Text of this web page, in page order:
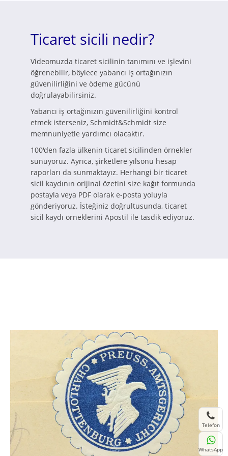
Ticaret sicili nedir?
Videomuzda ticaret sicilinin tanımını ve işlevini
öğrenebilir, böylece yabancı iş ortağınızın
güvenilirliğini ve ödeme gücünü
doğrulayabilirsiniz.
Yabancı iş ortağınızın güvenilirliğini kontrol
etmek isterseniz, Schmidt&Schmidt size
memnuniyetle yardımcı olacaktır.
100'den fazla ülkenin ticaret sicilinden örnekler
sunuyoruz. Ayrıca, şirketlere yılsonu hesap
raporları da sunmaktayız. Herhangi bir ticaret
sicil kaydının orijinal özetini size kağıt formunda
postayla veya PDF olarak e-posta yoluyla
gönderiyoruz. İsteğiniz doğrultusunda, ticaret
sicil kaydı örneklerini Apostil ile tasdik ediyoruz.
Telefon
WhatsApp